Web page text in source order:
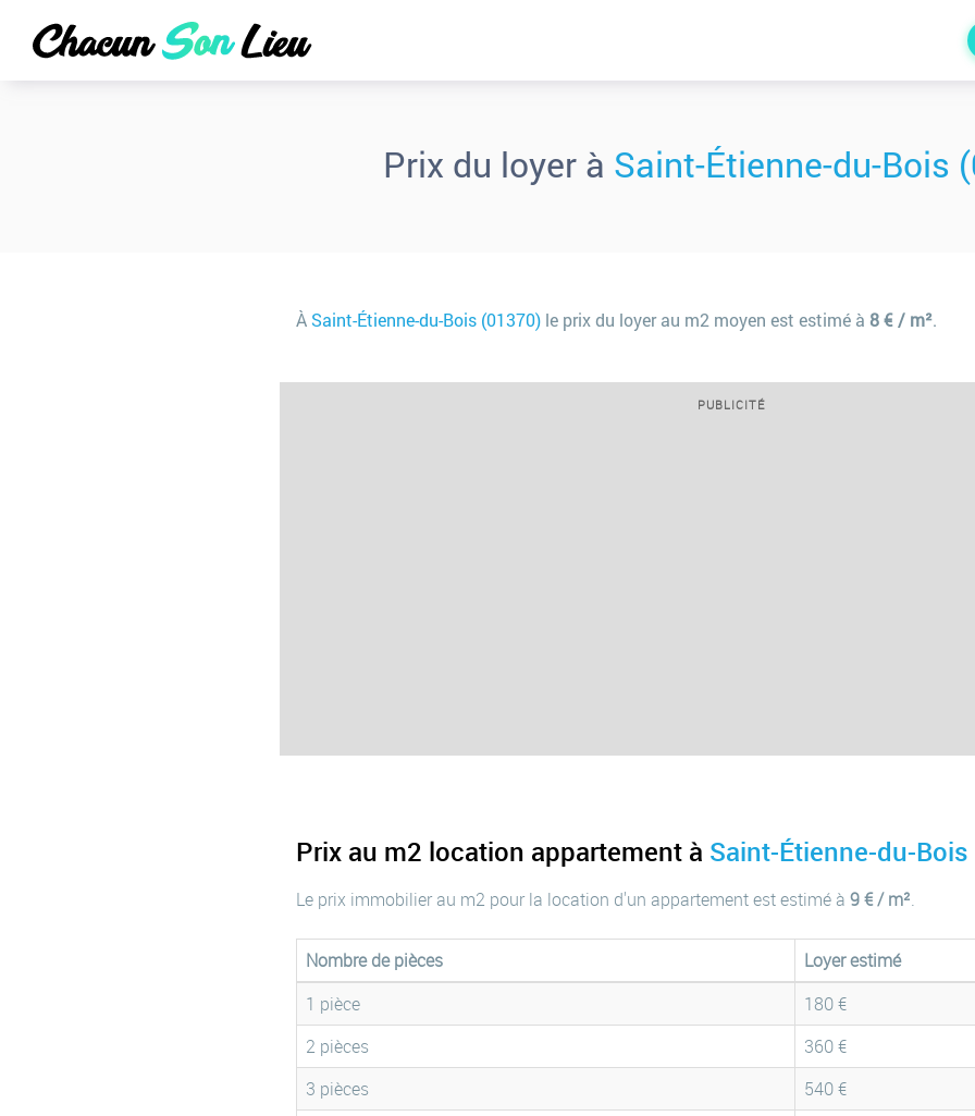
Prix du loyer à Saint-Étienne-du-Bois
À Saint-Étienne-du-Bois (01370) le prix du loyer au m2 moyen est estimé à 8 € / m².
PUBLICITÉ
Prix au m2 location appartement à Saint-Étienne-du-
Le prix immobilier au m2 pour la location d'un appartement est estimé à 9 € / m².
Nombre de pièces
Loyer estimé
1 pièce
180 €
2 pièces
360 €
3 pièces
540 €